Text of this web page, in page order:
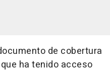
de cobertura
ha tenido acceso